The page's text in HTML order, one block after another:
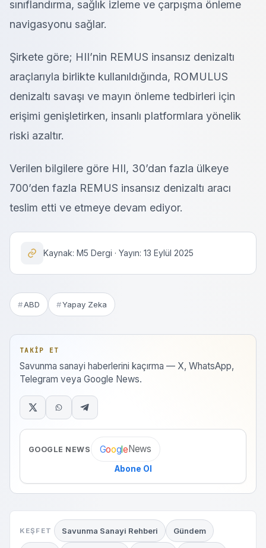
sınıflandırma, sağlık izleme ve çarpışma önleme
navigasyonu sağlar.
Şirkete göre; HII’nin REMUS insansız denizaltı
araçlarıyla birlikte kullanıldığında, ROMULUS
denizaltı savaşı ve mayın önleme tedbirleri için
erişimi genişletirken, insanlı platformlara yönelik
riski azaltır.
Verilen bilgilere göre HII, 30’dan fazla ülkeye
700’den fazla REMUS insansız denizaltı aracı
teslim etti ve etmeye devam ediyor.
Kaynak: M5 Dergi · Yayın: 13 Eylül 2025
ABD Yapay Zeka
TAKIP ET
Savunma sanayi haberlerini kaçırma — X, WhatsApp,
Telegram veya Google News.
GOOGLE NEWS GoogleNews
Abone Ol
KEŞFET Savunma Sanayi Rehberi Gündem